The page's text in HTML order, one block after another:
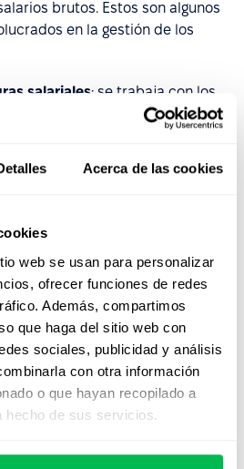
Acerca de las cookies
web se usan para personalizar
ofrecer funciones de redes
Además, compartimos
que haga del sitio web con
sociales, publicidad y análisis
con otra información
o que hayan recopilado a
hecho de sus servicios.
brutos. Estos son algunos
en la gestión de los
salariales: se trabaja con los
para establecer estructuras
salarios base, bonificaciones y
pago
educación y otros
brutos
empleado.
y otras retenciones: se
seguridad social y otras
bruto del empleado para
: RRHH también